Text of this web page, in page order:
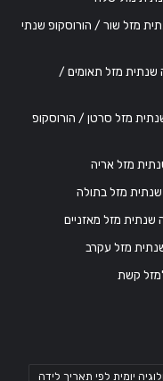
שנתית מזל שור / הורוסקופ שנתי
שנתית מזל תאומים /
שנתית מזל סרטן / הורוסקופ
יומית לפי תאריך לידה